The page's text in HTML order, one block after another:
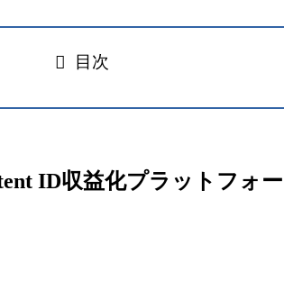
目次
ID収益化プラットフォ